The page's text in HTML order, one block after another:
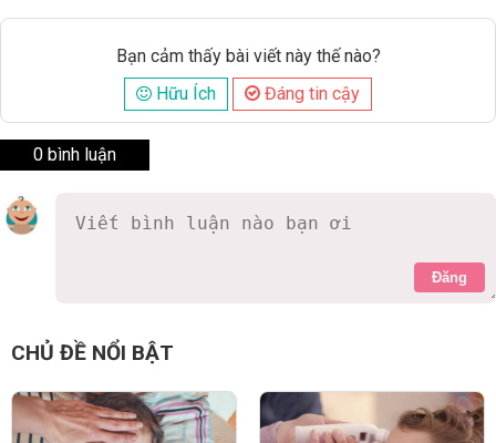
Bạn cảm thấy bài viết này thế nào?
Hữu Ích
Đáng tin cậy
0 bình luận
Đăng
CHỦ ĐỀ NỔI BẬT